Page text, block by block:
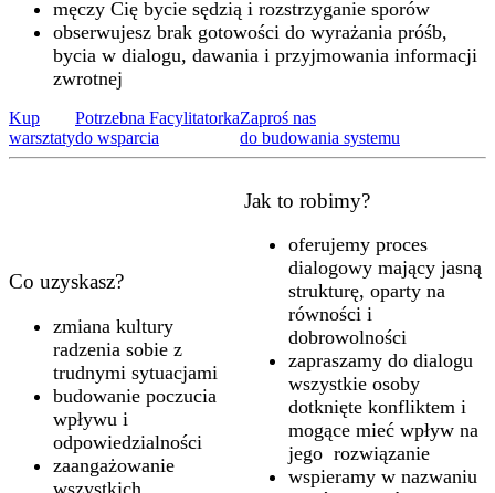
męczy Cię bycie sędzią i rozstrzyganie sporów
obserwujesz brak gotowości do wyrażania próśb,
bycia w dialogu, dawania i przyjmowania informacji
zwrotnej
Kup
warsztaty
Potrzebna Facylitatorka
do wsparcia
Zaproś nas
do budowania systemu
Co uzyskasz?
zmiana kultury
radzenia sobie z
trudnymi sytuacjami
budowanie poczucia
wpływu i
odpowiedzialności
zaangażowanie
wszystkich
Jak to robimy?
oferujemy proces
dialogowy mający jasną
strukturę, oparty na
równości i
dobrowolności
zapraszamy do dialogu
wszystkie osoby
dotknięte konfliktem i
mogące mieć wpływ na
jego rozwiązanie
wspieramy w nazwaniu